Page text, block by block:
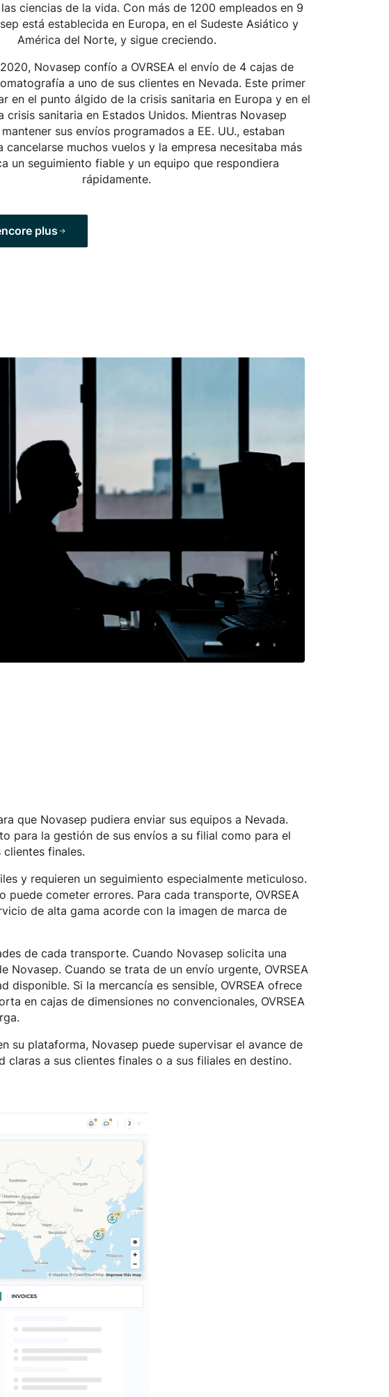
ciencias de la vida. Con más de 1200 empleados en 9
está establecida en Europa, en el Sudeste Asiático y
América del Norte, y sigue creciendo.
Novasep confío a OVRSEA el envío de 4 cajas de
a uno de sus clientes en Nevada. Este primer
en el punto álgido de la crisis sanitaria en Europa y en el
crisis sanitaria en Estados Unidos. Mientras Novasep
sus envíos programados a EE. UU., estaban
cancelarse muchos vuelos y la empresa necesitaba más
un seguimiento fiable y un equipo que respondiera
rápidamente.
plus
que Novasep pudiera enviar sus equipos a Nevada.
para la gestión de sus envíos a su filial como para el
finales.
y requieren un seguimiento especialmente meticuloso.
cometer errores. Para cada transporte, OVRSEA
de alta gama acorde con la imagen de marca de
de cada transporte. Cuando Novasep solicita una
Novasep. Cuando se trata de un envío urgente, OVRSEA
Si la mercancía es sensible, OVRSEA ofrece
en cajas de dimensiones no convencionales, OVRSEA
su plataforma, Novasep puede supervisar el avance de
a sus clientes finales o a sus filiales en destino.